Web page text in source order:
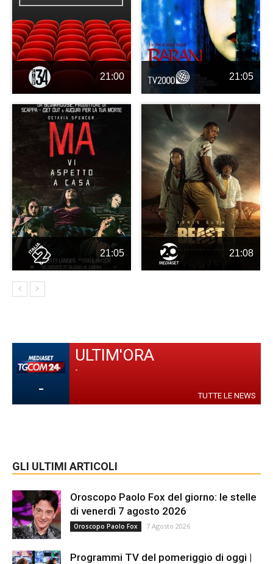
21:00 21:05
21:05 21:08
-
ULTIM'ORA
-
TUTTE LE NEWS
GLI ULTIMI ARTICOLI
Oroscopo Paolo Fox del giorno: le stelle
di venerdì 7 agosto 2026
Oroscopo Paolo Fox 7 Agosto 2026
Programmi TV del pomeriggio di oggi |